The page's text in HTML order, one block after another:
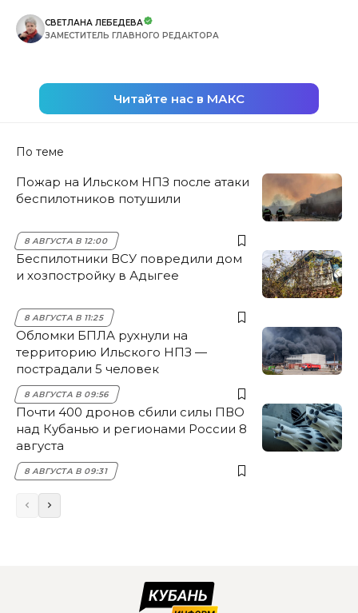
СВЕТЛАНА ЛЕБЕДЕВА
ЗАМЕСТИТЕЛЬ ГЛАВНОГО РЕДАКТОРА
Читайте нас в МАКС
По теме
Пожар на Ильском НПЗ после атаки
беспилотников потушили
8 АВГУСТА В 12:00
Беспилотники ВСУ повредили дом
и хозпостройку в Адыгее
8 АВГУСТА В 11:25
Обломки БПЛА рухнули на
территорию Ильского НПЗ —
пострадали 5 человек
8 АВГУСТА В 09:56
Почти 400 дронов сбили силы ПВО
над Кубанью и регионами России 8
августа
8 АВГУСТА В 09:31